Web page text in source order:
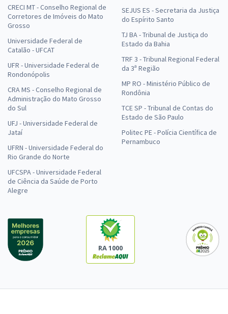
CRECI MT - Conselho Regional de
Corretores de Imóveis do Mato
Grosso
Universidade Federal de
Catalão - UFCAT
UFR - Universidade Federal de
Rondonópolis
CRA MS - Conselho Regional de
Administração do Mato Grosso
do Sul
UFJ - Universidade Federal de
Jataí
UFRN - Universidade Federal do
Rio Grande do Norte
UFCSPA - Universidade Federal
de Ciência da Saúde de Porto
Alegre
SEJUS ES - Secretaria da Justiça
do Espírito Santo
TJ BA - Tribunal de Justiça do
Estado da Bahia
TRF 3 - Tribunal Regional Federal
da 3ª Região
MP RO - Ministério Público de
Rondônia
TCE SP - Tribunal de Contas do
Estado de São Paulo
Politec PE - Polícia Científica de
Pernambuco
RA 1000